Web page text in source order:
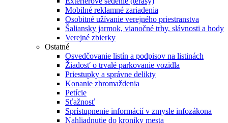
Mobilné reklamné zariadenia
Osobitné užívanie verejného priestranstva
Šaliansky jarmok, vianočné trhy, slávnosti a hody
Verejné zbierky
Ostatné
Osvedčovanie listín a podpisov na listinách
Žiadosť o trvalé parkovanie vozidla
Priestupky a správne delikty
Konanie zhromaždenia
Petície
Sťažnosť
Sprístupnenie informácií v zmysle infozákona
Nahliadnutie do kroniky mesta